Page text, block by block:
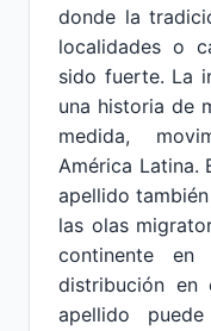
donde la
localidades o
sido fuerte. La
una historia de
medida,
América Latina.
apellido
las olas
continente
distribución en
apellido